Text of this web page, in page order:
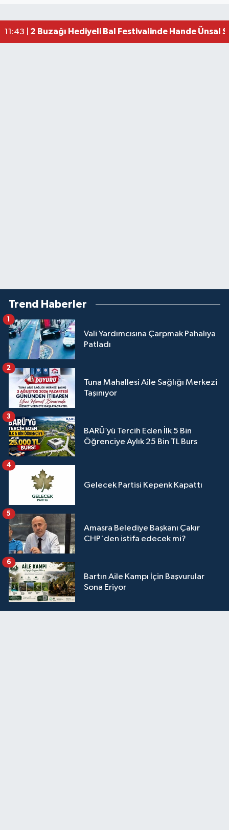
11:43 | 2 Buzağı Hediyeli Bal Festivalinde Hande Ünsal
Trend Haberler
Vali Yardımcısına Çarpmak Pahalıya
Patladı
1
Tuna Mahallesi Aile Sağlığı Merkezi
Taşınıyor
2
BARÜ’yü Tercih Eden İlk 5 Bin
Öğrenciye Aylık 25 Bin TL Burs
3
Gelecek Partisi Kepenk Kapattı
4
Amasra Belediye Başkanı Çakır
CHP'den istifa edecek mi?
5
Bartın Aile Kampı İçin Başvurular
Sona Eriyor
6